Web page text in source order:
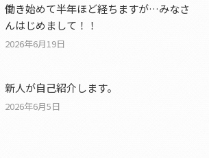
働き始めて半年ほど経ちますが…みなさ
んはじめまして！！
2026年6月19日
新人が自己紹介します。
2026年6月5日